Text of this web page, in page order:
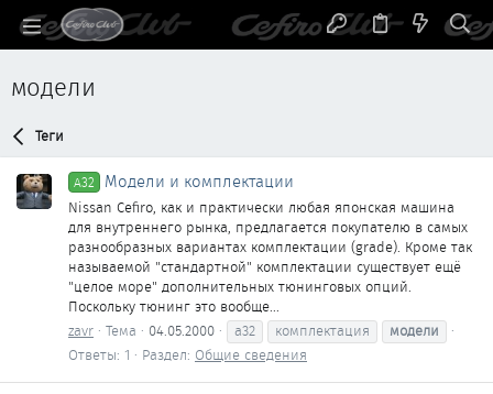
модели
Теги
A32 Модели и комплектации
Nissan Cefiro, как и практически любая японская машина
для внутреннего рынка, предлагается покупателю в самых
разнообразных вариантах комплектации (grade). Кроме так
называемой "стандартной" комплектации существует ещё
"целое море" дополнительных тюнинговых опций.
Поскольку тюнинг это вообще...
zavr Тема 04.05.2000 a32 комплектация
модели
Ответы: 1
Раздел: Общие сведения